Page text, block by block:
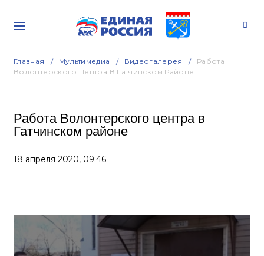
Главная Мультимедиа Видеогалерея
Работа
Волонтерского Центра В Гатчинском Районе
Работа Волонтерского центра в
Гатчинском районе
18 апреля 2020, 09:46